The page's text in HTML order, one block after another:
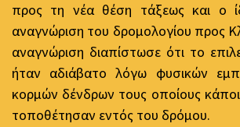
προς τη νέα θέση τάξεως και ο
αναγνώριση του δρομολογίου προς
αναγνώριση διαπίστωσε ότι το
ήταν αδιάβατο λόγω φυσικών
κορμών δένδρων τους οποίους
τοποθέτησαν εντός του δρόμου.